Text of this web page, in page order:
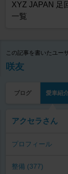
XYZ JAPAN 足
一覧
この記事を書いたユー
咲友
ブログ 愛車紹
アクセラさん
プロフィール
整備 (377)